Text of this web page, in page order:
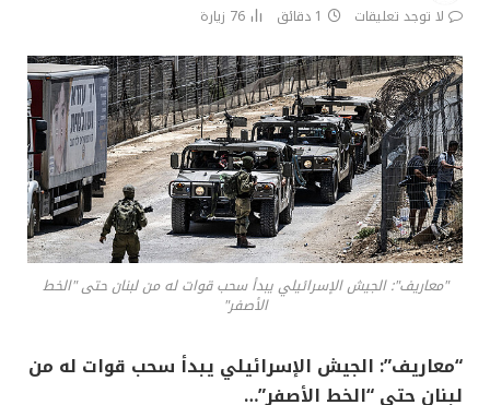
لا توجد تعليقات
1 دقائق 76 زيارة
"معاريف": الجيش الإسرائيلي يبدأ سحب قوات له من لبنان حتى "الخط
الأصفر"
“معاريف”: الجيش الإسرائيلي يبدأ سحب قوات له من
لبنان حتى “الخط الأصفر”…